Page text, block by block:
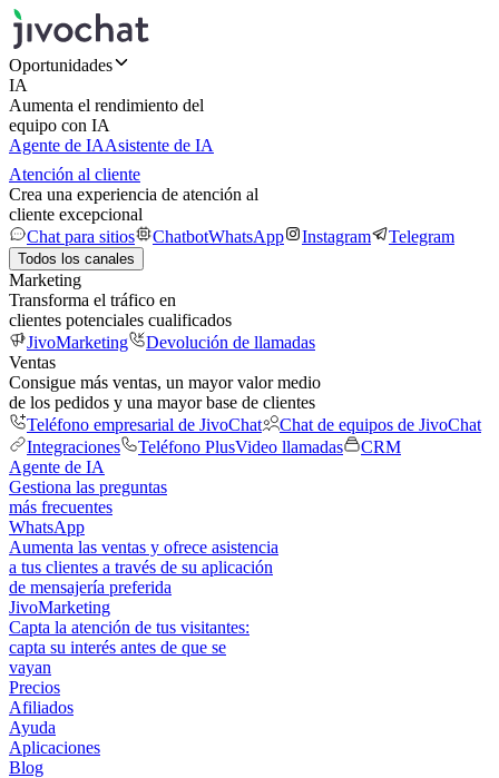
Oportunidades
IA
Aumenta el rendimiento del
equipo con IA
Agente de IAAsistente de IA
Atención al cliente
Crea una experiencia de atención al
cliente excepcional
Chat para sitios
ChatbotWhatsApp Instagram Telegram
Todos los canales
Marketing
Transforma el tráfico en
clientes potenciales cualificados
JivoMarketing
Devolución de llamadas
Ventas
Consigue más ventas, un mayor valor medio
de los pedidos y una mayor base de clientes
Teléfono empresarial de JivoChat
Chat de equipos de JivoChat
Integraciones
Teléfono PlusVideo llamadas
CRM
Agente de IA
Gestiona las preguntas
más frecuentes
WhatsApp
Aumenta las ventas y ofrece asistencia
a tus clientes a través de su aplicación
de mensajería preferida
JivoMarketing
Capta la atención de tus visitantes:
capta su interés antes de que se
vayan
Precios
Afiliados
Ayuda
Aplicaciones
Blog